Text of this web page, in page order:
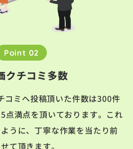
Point 02
クチコミ多数
コミへ投稿頂いた件数は300件
点満点を頂いております。これ
うに、丁寧な作業を当たり前
て頂きます。